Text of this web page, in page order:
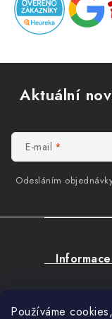
Používáme
Aktuální
E-mail
Odesláním
SERVIS
Facebook